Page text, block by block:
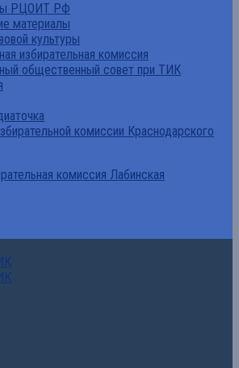
РЦОИТ РФ
материалы
культуры
избирательная комиссия
общественный совет при ТИК
комиссии Краснодарского
комиссия Лабинская